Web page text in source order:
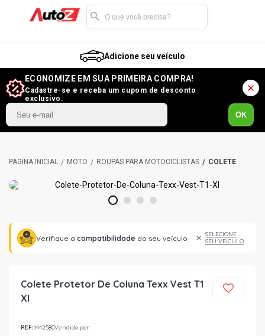
Adicione seu veículo
ECONOMIZE EM SUA PRIMEIRA COMPRA!
Cadastre-se e receba um cupom de desconto
exclusivo.
OK
MOTO ROUPAS PARA MOTOCICLISTAS COLETE
1 2 3 4
Verifique a compatibilidade do seu veículo
SELECIONE
SEU VEÍCULO
Colete Protetor De Coluna Texx Vest T1
Xl
REF:1442580Vendido por: